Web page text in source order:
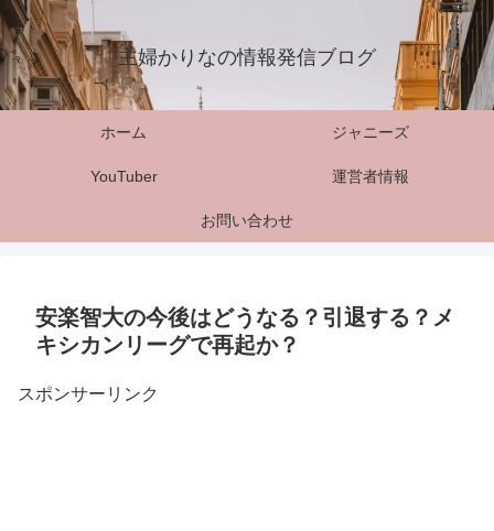
主婦かりなの情報発信ブログ
ホーム ジャニーズ
YouTuber 運営者情報
お問い合わせ
安楽智大の今後はどうなる？引退する？メ
キシカンリーグで再起か？
スポンサーリンク